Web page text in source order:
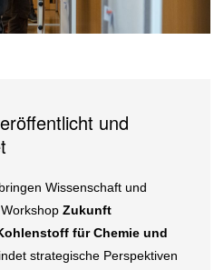
und
Wissenschaft und
Zukunft
für Chemie und
strategische Perspektiven